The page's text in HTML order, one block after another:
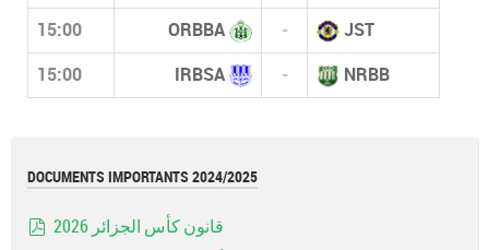
15:00 ORBBA - JST
15:00 IRBSA - NRBB
DOCUMENTS IMPORTANTS 2024/2025
قانون كأس الجزائر 2026